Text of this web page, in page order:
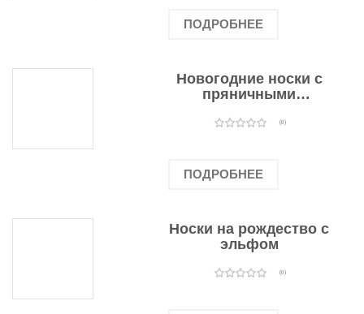
ПОДРОБНЕЕ
Новогодние носки с
пряничными
(0)
ПОДРОБНЕЕ
Носки на рождество с
эльфом
(0)